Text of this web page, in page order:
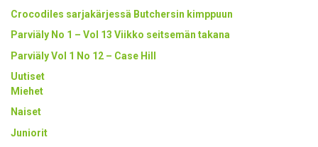
Crocodiles sarjakärjessä Butchersin kimppuun
Parviäly No 1 – Vol 13 Viikko seitsemän takana
Parviäly Vol 1 No 12 – Case Hill
Uutiset
Miehet
Naiset
Juniorit